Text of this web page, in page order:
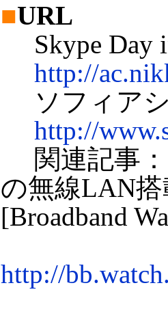
■URL
Skype Day
http://
ソフィア
http://
関連記事：
の無線LAN
[Broadband
http://